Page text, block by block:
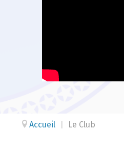
Accueil Le Club